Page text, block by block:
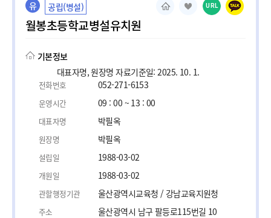
유 공립(병설)
월봉초등학교병설유치원
URL
기본정보
대표자명, 원장명 자료기준일: 2025. 10. 1.
전화번호 052-271-6153
운영시간 09 : 00 ~ 13 : 00
대표자명 박필옥
원장명 박필옥
설립일 1988-03-02
개원일 1988-03-02
관할행정기관 울산광역시교육청 / 강남교육지원청
주소 울산광역시 남구 팔등로115번길 10